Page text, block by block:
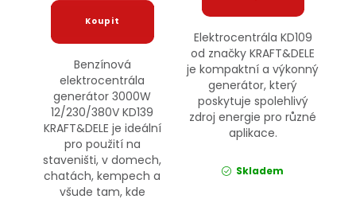
Benzínová
elektrocentrála
generátor 3000W
12/230/380V KD139
KRAFT&DELE je ideální
pro použití na
staveništi, v domech,
chatách, kempech a
všude tam, kde
Elektrocentrála KD109
od značky KRAFT&DELE
je kompaktní a výkonný
generátor, který
poskytuje spolehlivý
zdroj energie pro různé
aplikace.
Skladem